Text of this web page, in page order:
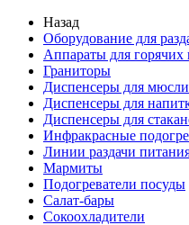
Назад
Оборудование для
Аппараты для горячих
Граниторы
Диспенсеры для мюсли
Диспенсеры для
Диспенсеры для
Инфракрасные
Линии раздачи
Мармиты
Подогреватели посуды
Салат-бары
Сокоохладители